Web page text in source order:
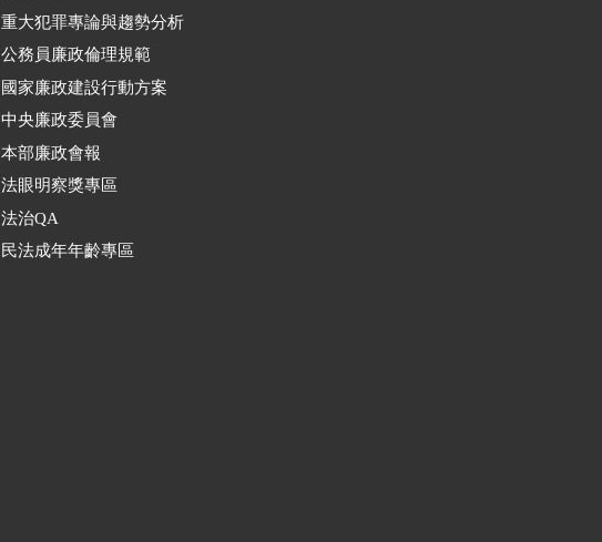
重大犯罪專論與趨勢分析
公務員廉政倫理規範
國家廉政建設行動方案
中央廉政委員會
本部廉政會報
法眼明察獎專區
法治QA
民法成年年齡專區